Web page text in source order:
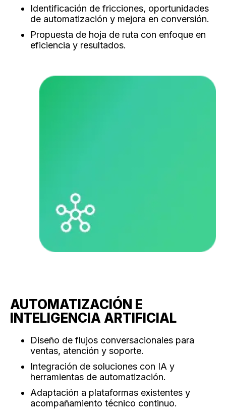
Identificación de fricciones, oportunidades
de automatización y mejora en conversión.
Propuesta de hoja de ruta con enfoque en
eficiencia y resultados.
AUTOMATIZACIÓN E
INTELIGENCIA ARTIFICIAL
Diseño de flujos conversacionales para
ventas, atención y soporte.
Integración de soluciones con IA y
herramientas de automatización.
Adaptación a plataformas existentes y
acompañamiento técnico continuo.